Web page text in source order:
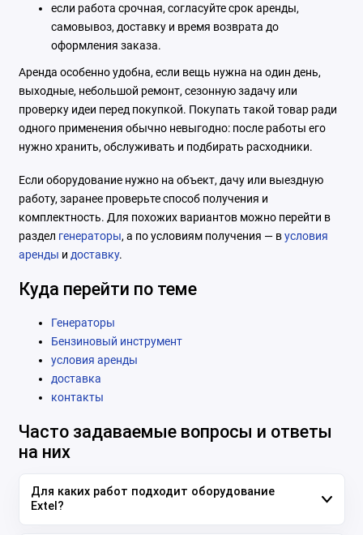
если работа срочная, согласуйте срок аренды,
самовывоз, доставку и время возврата до
оформления заказа.
Аренда особенно удобна, если вещь нужна на один день,
выходные, небольшой ремонт, сезонную задачу или
проверку идеи перед покупкой. Покупать такой товар ради
одного применения обычно невыгодно: после работы его
нужно хранить, обслуживать и подбирать расходники.
Если оборудование нужно на объект, дачу или выездную
работу, заранее проверьте способ получения и
комплектность. Для похожих вариантов можно перейти в
раздел генераторы, а по условиям получения — вусловия
аренды и доставку.
Куда перейти по теме
Генераторы
Бензиновый инструмент
условия аренды
доставка
контакты
Часто задаваемые вопросы и ответы
на них
Для каких работ подходит оборудование
Extel?